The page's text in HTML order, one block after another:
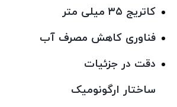
کاتریج ۳۵ میلی متر
فناوری کاهش مصرف آب
دقت در جزئیات
ساختار ارگونومیک